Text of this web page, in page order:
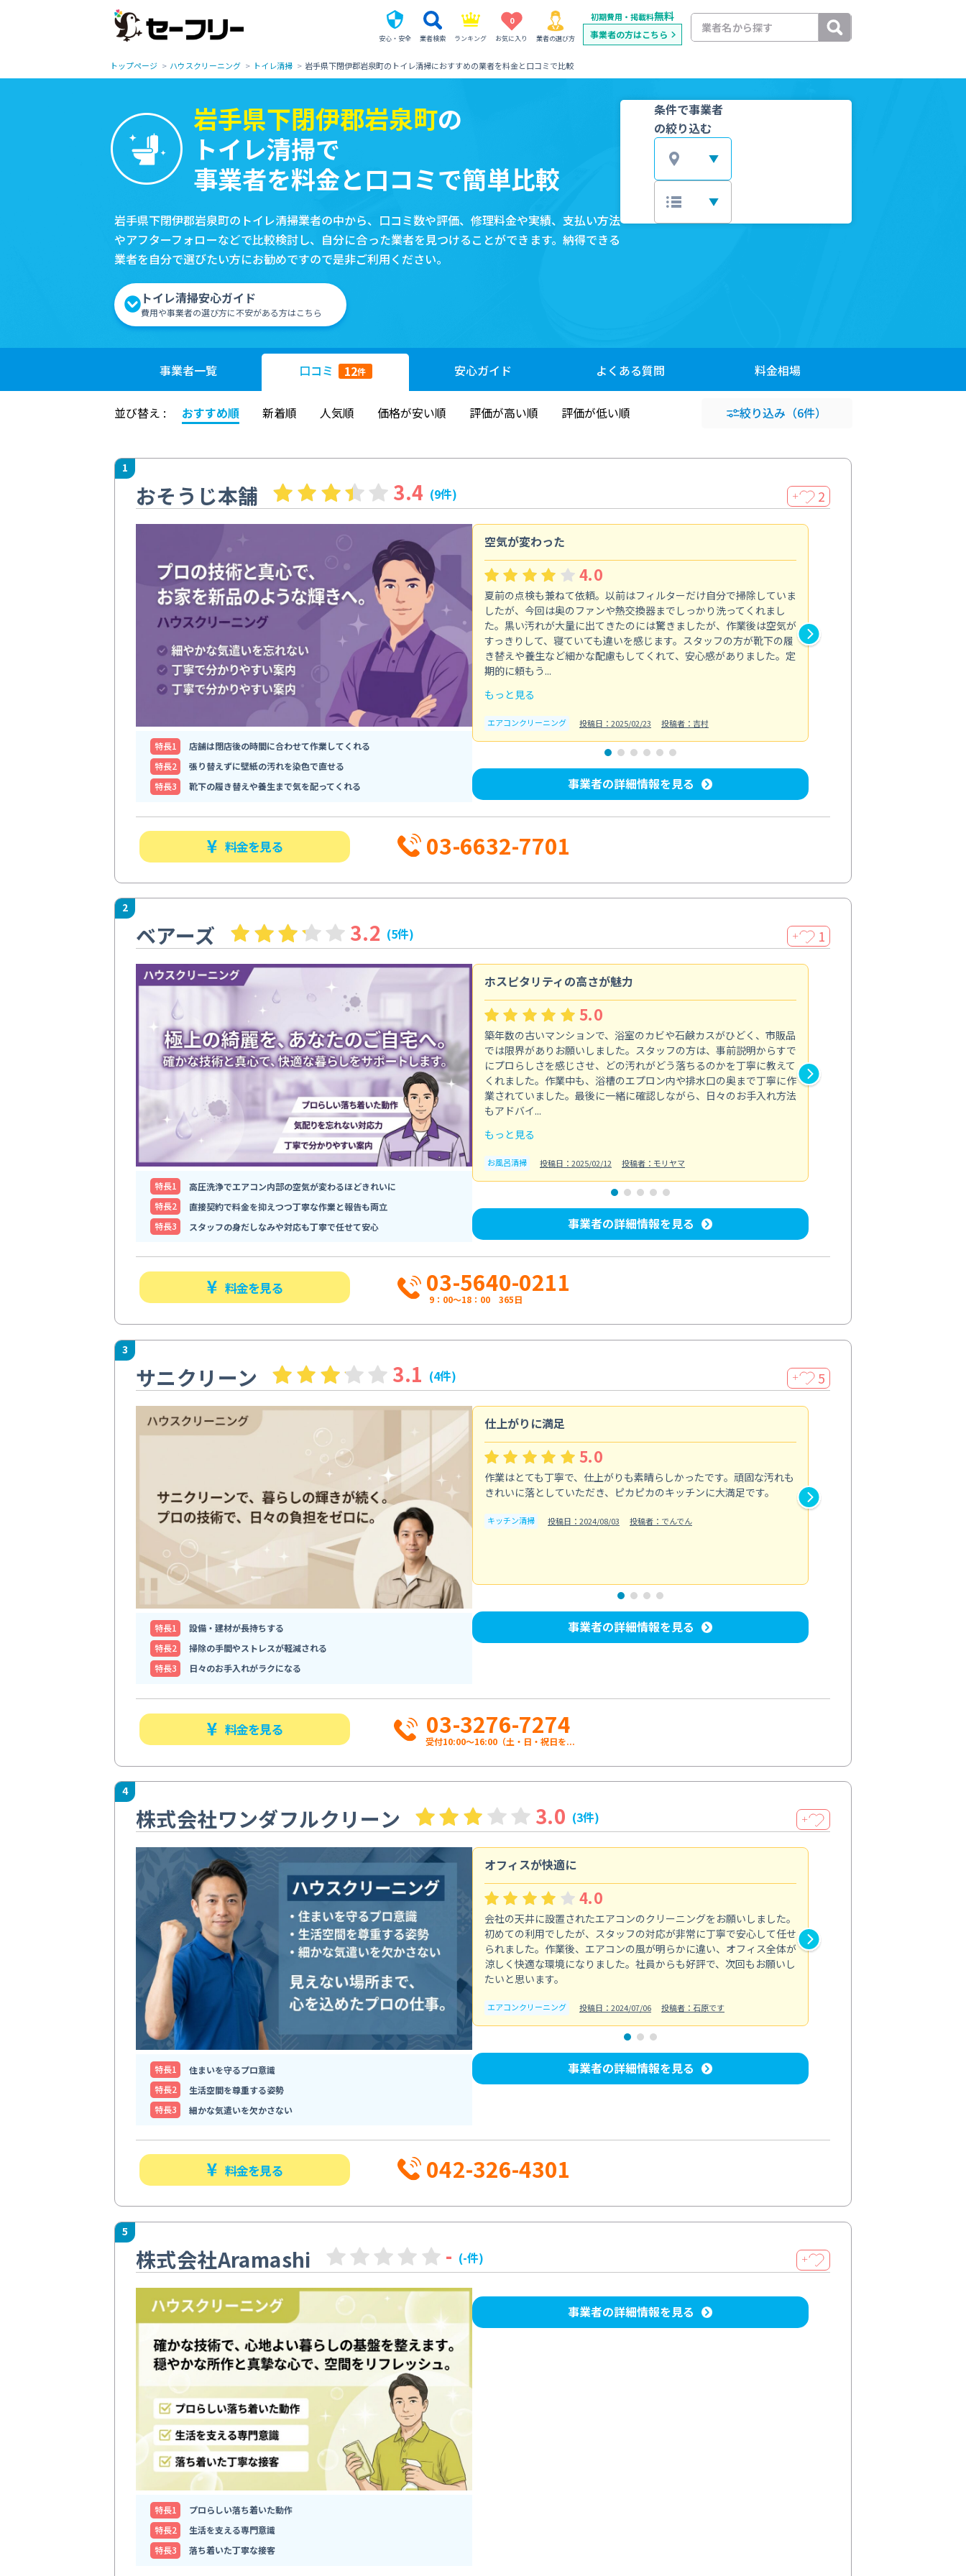
安心・安全 業者検索 ランキング
0
お気に入り 業者の選び方
初期費用・掲載料無料
事業者の方はこちら
トップページ ハウスクリーニング トイレ清掃 岩手県下閉伊郡岩泉町のトイレ清掃におすすめの業者を料金と口コミで比較
岩手県下閉伊郡岩泉町の
トイレ清掃で
事業者を料金と口コミで簡単比較
岩手県下閉伊郡岩泉町のトイレ清掃業者の中から、口コミ数や評価、修理料金や実績、支払い方法
やアフターフォローなどで比較検討し、自分に合った業者を見つけることができます。納得できる
業者を自分で選びたい方にお勧めですので是非ご利用ください。
トイレ清掃安心ガイド
費用や事業者の選び方に不安がある方はこちら
条件で事業者
の絞り込む
事業者一覧 口コミ 12件 安心ガイド よくある質問 料金相場
並び替え : おすすめ順 新着順 人気順 価格が安い順 評価が高い順 評価が低い順 絞り込み （6件）
1
おそうじ本舗 3.4 (9件) ＋ 2
特⻑1
店舗は閉店後の時間に合わせて作業してくれる
特⻑2
張り替えずに壁紙の汚れを染色で直せる
特⻑3
靴下の履き替えや養生まで気を配ってくれる
空気が変わった
4.0
夏前の点検も兼ねて依頼。以前はフィルターだけ自分で掃除していま
したが、今回は奥のファンや熱交換器までしっかり洗ってくれまし
た。黒い汚れが大量に出てきたのには驚きましたが、作業後は空気が
すっきりして、寝ていても違いを感じます。スタッフの方が靴下の履
き替えや養生など細かな配慮もしてくれて、安心感がありました。定
期的に頼もう...
もっと見る
エアコンクリーニング 投稿日：2025/02/23 投稿者：吉村
事業者の詳細情報を見る
料金を見る 03-6632-7701
2
ベアーズ 3.2 (5件) ＋ 1
特⻑1
高圧洗浄でエアコン内部の空気が変わるほどきれいに
特⻑2
直接契約で料金を抑えつつ丁寧な作業と報告も両立
特⻑3
スタッフの身だしなみや対応も丁寧で任せて安心
ホスピタリティの高さが魅力
5.0
築年数の古いマンションで、浴室のカビや石鹸カスがひどく、市販品
では限界がありお願いしました。スタッフの方は、事前説明からすで
にプロらしさを感じさせ、どの汚れがどう落ちるのかを丁寧に教えて
くれました。作業中も、浴槽のエプロン内や排水口の奥まで丁寧に作
業されていました。最後に一緒に確認しながら、日々のお手入れ方法
もアドバイ...
もっと見る
お風呂清掃 投稿日：2025/02/12 投稿者：モリヤマ
事業者の詳細情報を見る
料金を見る 03-5640-0211
9：00～18：00 365日
3
サニクリーン 3.1 (4件) ＋ 5
特⻑1
設備・建材が長持ちする
特⻑2
掃除の手間やストレスが軽減される
特⻑3
日々のお手入れがラクになる
仕上がりに満足
5.0
作業はとても丁寧で、仕上がりも素晴らしかったです。頑固な汚れも
きれいに落としていただき、ピカピカのキッチンに大満足です。
キッチン清掃 投稿日：2024/08/03 投稿者：でんでん
事業者の詳細情報を見る
料金を見る 03-3276-7274
受付10:00〜16:00（土・日・祝日を...
4
株式会社ワンダフルクリーン 3.0 (3件) ＋
特⻑1
住まいを守るプロ意識
特⻑2
生活空間を尊重する姿勢
特⻑3
細かな気遣いを欠かさない
オフィスが快適に
4.0
会社の天井に設置されたエアコンのクリーニングをお願いしました。
初めての利用でしたが、スタッフの対応が非常に丁寧で安心して任せ
られました。作業後、エアコンの風が明らかに違い、オフィス全体が
涼しく快適な環境になりました。社員からも好評で、次回もお願いし
たいと思います。
エアコンクリーニング 投稿日：2024/07/06 投稿者：石原です
事業者の詳細情報を見る
料金を見る 042-326-4301
5
株式会社Aramashi - (-件) ＋
特⻑1
プロらしい落ち着いた動作
特⻑2
生活を支える専門意識
特⻑3
落ち着いた丁寧な接客
事業者の詳細情報を見る